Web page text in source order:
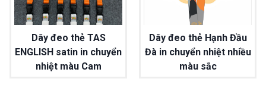
Dây đeo thẻ TAS
ENGLISH satin in chuyển
nhiệt màu Cam
Dây đeo thẻ Hạnh Đầu
Đà in chuyển nhiệt nhiều
màu sắc